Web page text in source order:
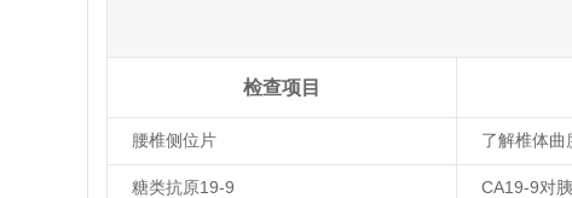
检查项目
腰椎侧位片 了解椎体曲
糖类抗原19-9
CA19-9对